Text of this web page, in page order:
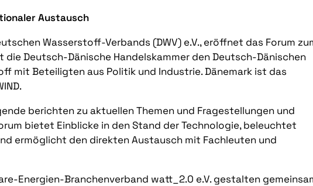
Austausch
Wasserstoff-Verbands (DWV) e.V., eröffnet das Forum
Deutsch-Dänische Handelskammer den Deutsch-Dänischen
mit Beteiligten aus Politik und Industrie. Dänemark ist das
berichten zu aktuellen Themen und Fragestellungen und
bietet Einblicke in den Stand der Technologie, beleuchtet
ermöglicht den direkten Austausch mit Fachleuten und
Energien-Branchenverband watt_2.0 e.V. gestalten